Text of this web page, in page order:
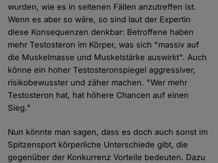
wurden, wie es in seltenen Fällen anzutreffen ist.
Wenn es aber so wäre, so sind laut der Expertin
diese Konsequenzen denkbar: Betroffene haben
mehr Testosteron im Körper, was sich "massiv auf
die Muskelmasse und Muskelstärke auswirkt". Auch
könne ein hoher Testosteronspiegel aggressiver,
risikobewusster und zäher machen. "Wer mehr
Testosteron hat, hat höhere Chancen auf einen
Sieg."
Nun könnte man sagen, dass es doch auch sonst im
Spitzensport körperliche Unterschiede gibt, die
gegenüber der Konkurrenz Vorteile bedeuten. Dazu